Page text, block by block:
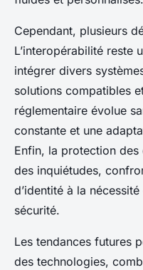
Cependant, plusieurs
L’interopérabilité reste
intégrer divers
solutions compatibles
réglementaire évolue
constante et une
Enfin, la protection des
des inquiétudes,
d’identité à la
sécurité.
Les tendances futures
des technologies,